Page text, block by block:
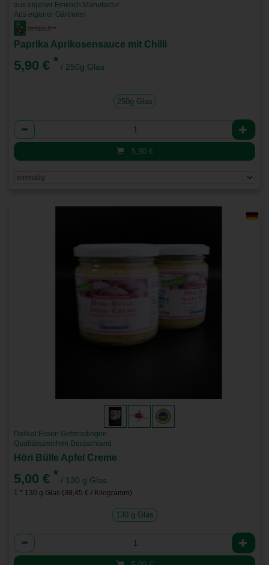
aus eigener Einkoch Manufactur
Aus eigener Gärtnerei
Paprika Aprikosensauce mit Chilli
5,90 € * / 250g Glas
250g Glas
Anzahl
5,90 €
Delikat Essen Gottmadingen
Qualitätszeichen Deutschland
Höri Bülle Apfel Creme
5,00 € * / 130 g Glas
1 * 130 g Glas (38,45 € / Kilogramm)
130 g Glas
Anzahl